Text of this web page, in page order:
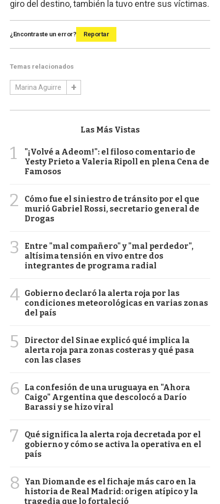
giro del destino, también la tuvo entre sus víctimas.
¿Encontraste un error? Reportar
Temas relacionados
Marina Aguirre
Las Más Vistas
1
"¡Volvé a Adeom!": el filoso comentario de
Yesty Prieto a Valeria Ripoll en plena Cena de
Famosos
2
Cómo fue el siniestro de tránsito por el que
murió Gabriel Rossi, secretario general de
Drogas
3
Entre "mal compañero" y "mal perdedor",
altísima tensión en vivo entre dos
integrantes de programa radial
4 Gobierno declaró la alerta roja por las
condiciones meteorológicas en varias zonas
del país
5
Director del Sinae explicó qué implica la
alerta roja para zonas costeras y qué pasa
con las clases
6
La confesión de una uruguaya en "Ahora
Caigo" Argentina que descolocó a Darío
Barassi y se hizo viral
7
Qué significa la alerta roja decretada por el
gobierno y cómo se activa la operativa en el
país
8
Yan Diomande es el fichaje más caro en la
historia de Real Madrid: origen atípico y la
tragedia que lo fortaleció